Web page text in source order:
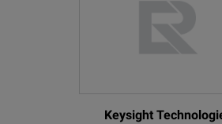
Keysight